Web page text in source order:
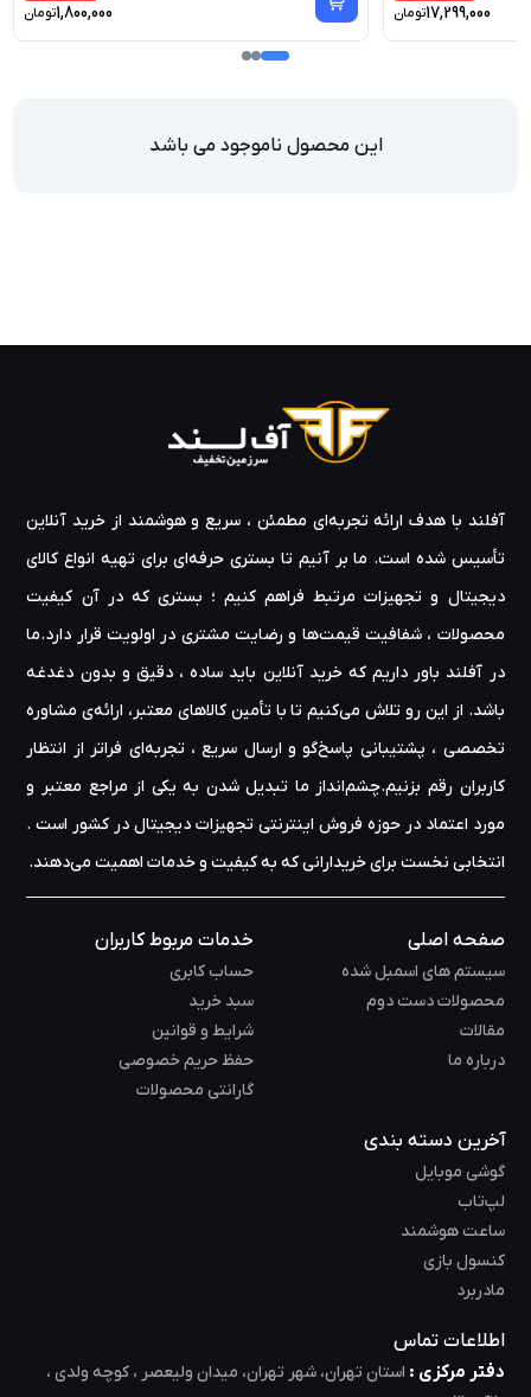
1,800,000تومان 17,299,000تومان
این محصول ناموجود می باشد
آفلند با هدف ارائه‌ تجربه‌ای مطمئن ، سریع و هوشمند از خرید آنلاین
تأسیس شده است. ما بر آنیم تا بستری حرفه‌ای برای تهیه‌ انواع کالای
دیجیتال و تجهیزات مرتبط فراهم کنیم ؛ بستری که در آن کیفیت
محصولات ، شفافیت قیمت‌ها و رضایت مشتری در اولویت قرار دارد.ما
در آفلند باور داریم که خرید آنلاین باید ساده ، دقیق و بدون دغدغه
باشد. از این رو تلاش می‌کنیم تا با تأمین کالاهای معتبر، ارائه‌ی مشاوره‌
تخصصی ، پشتیبانی پاسخ‌گو و ارسال سریع ، تجربه‌ای فراتر از انتظار
کاربران رقم بزنیم.چشم‌انداز ما تبدیل شدن به یکی از مراجع معتبر و
مورد اعتماد در حوزه‌ فروش اینترنتی تجهیزات دیجیتال در کشور است .
انتخابی نخست برای خریدارانی که به کیفیت و خدمات اهمیت می‌دهند.
صفحه اصلی
سیستم های اسمبل شده
محصولات دست دوم
مقالات
درباره ما
خدمات مربوط کاربران
حساب کابری
سبد خرید
شرایط و قوانین
حفظ حریم خصوصی
گارانتی محصولات
آخرین دسته بندی
گوشی موبایل
لپ‌تاب
ساعت هوشمند
کنسول بازی
مادربرد
اطلاعات تماس
دفتر مرکزی : استان تهران، شهر تهران، میدان ولیعصر ، کوچه ولدی ،